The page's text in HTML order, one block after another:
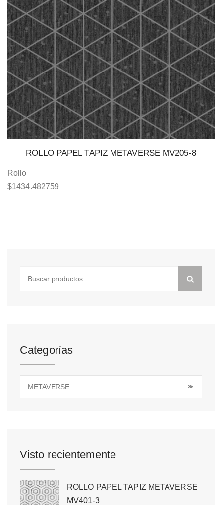
ROLLO PAPEL TAPIZ METAVERSE MV205-8
Rollo
$1434.482759
Categorías
×
METAVERSE
Visto recientemente
ROLLO PAPEL TAPIZ METAVERSE
MV401-3